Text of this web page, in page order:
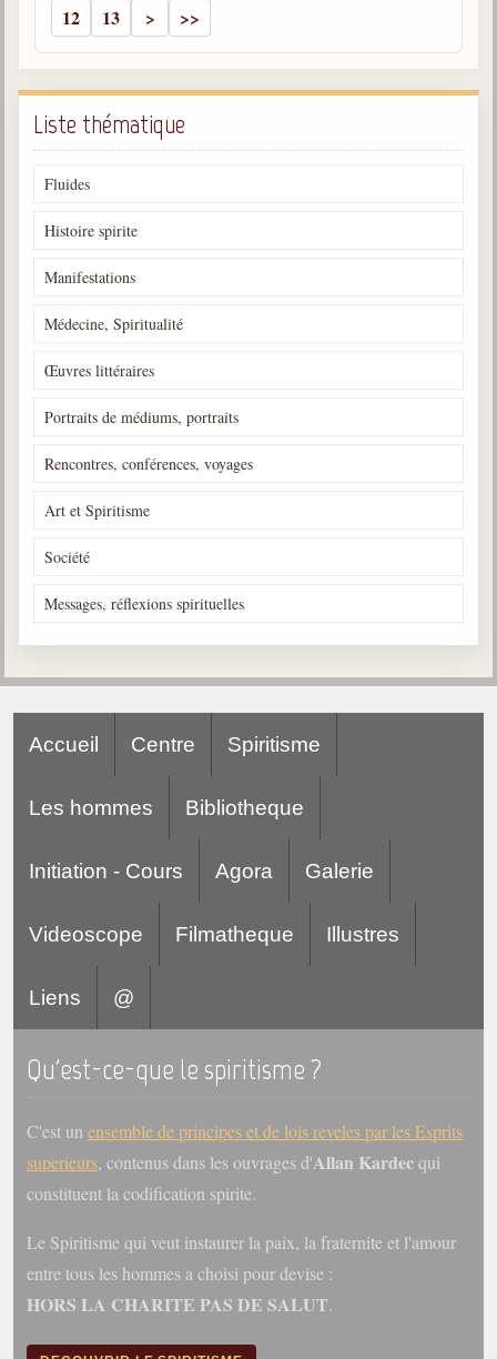
Liste thématique
Fluides
Histoire spirite
Manifestations
Médecine, Spiritualité
Œuvres littéraires
Portraits de médiums, portraits
Rencontres, conférences, voyages
Art et Spiritisme
Société
Messages, réflexions spirituelles
12
13
Accueil Centre Spiritisme
Les hommes Bibliotheque
Initiation - Cours Agora Galerie
Videoscope Filmatheque Illustres
Liens @
Qu'est-ce-que le spiritisme ?
C'est un ensemble de principes et de lois reveles par les Esprits
superieurs, contenus dans les ouvrages d'Allan Kardecqui
constituent la codification spirite.
Le Spiritisme qui veut instaurer la paix, la fraternite et l'amour
entre tous les hommes a choisi pour devise :
HORS LA CHARITE PAS DE SALUT.